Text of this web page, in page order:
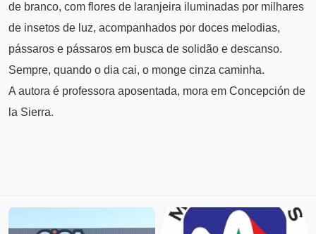
de branco, com flores de laranjeira iluminadas por milhares
de insetos de luz, acompanhados por doces melodias,
pássaros e pássaros em busca de solidão e descanso.
Sempre, quando o dia cai, o monge cinza caminha.
A autora é professora aposentada, mora em Concepción de
la Sierra.